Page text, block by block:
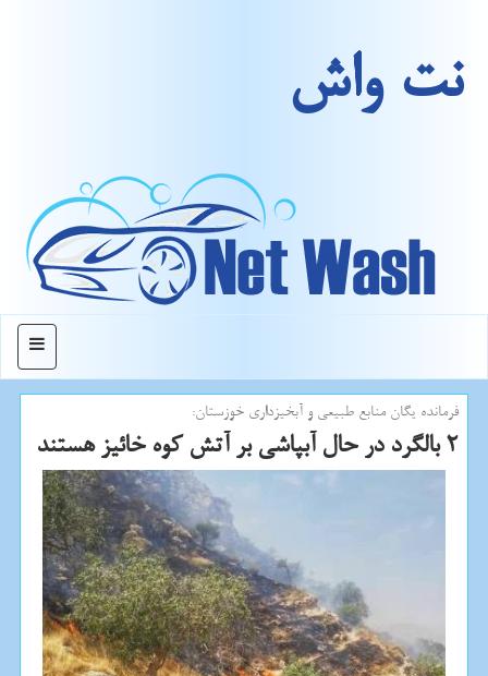
نت واش
منو
فرمانده یگان منابع طبیعی و آبخیزداری خوزستان:
2 بالگرد در حال آبپاشی بر آتش كوه خائیز هستند